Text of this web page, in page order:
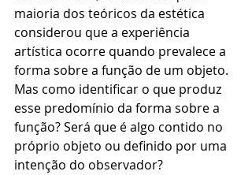
maioria dos teóricos da estética
considerou que a experiência
artística ocorre quando prevalece a
forma sobre a função de um objeto.
Mas como identificar o que produz
esse predomínio da forma sobre a
função? Será que é algo contido no
próprio objeto ou definido por uma
intenção do observador?